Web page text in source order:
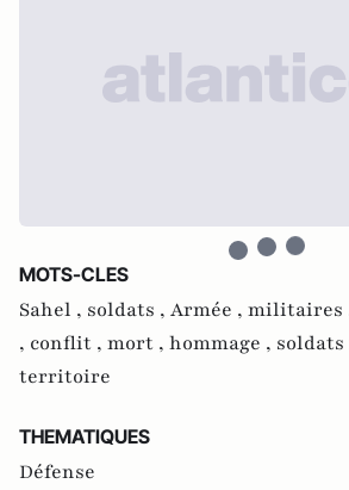
MOTS-CLES
Sahel , soldats , Armée , militaires
, conflit , mort , hommage ,
territoire
THEMATIQUES
Défense